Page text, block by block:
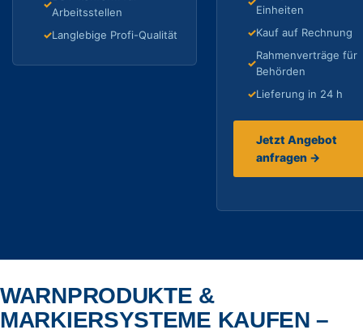
Arbeitsstellen
Langlebige Profi-Qualität
Einheiten
Kauf auf Rechnung
Rahmenverträge für
Behörden
Lieferung in 24 h
Jetzt Angebot
anfragen →
WARNPRODUKTE &
MARKIERSYSTEME KAUFEN –